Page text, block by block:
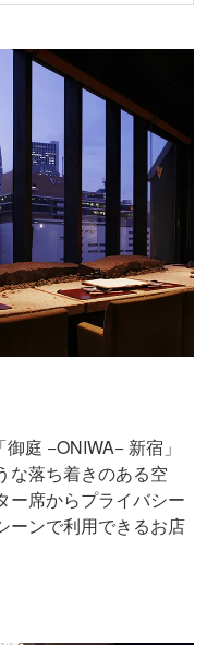
庭 −ONIWA− 新宿」
な落ち着きのある空
ー席からプライバシー
ーンで利用できるお店